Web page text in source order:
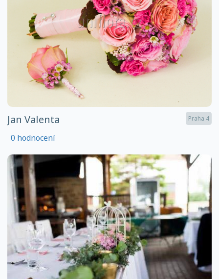
Jan Valenta Praha 4
0 hodnocení